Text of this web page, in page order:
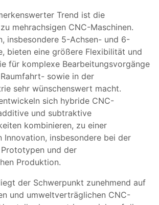
Trend ist die
mehrachsigen CNC-Maschinen.
insbesondere 5-Achsen- und 6-
bieten eine größere Flexibilität und
für komplexe Bearbeitungsvorgänge
sowie in der
sehr wünschenswert macht.
sich hybride CNC-
und subtraktive
kombinieren, zu einer
Innovation, insbesondere bei der
und der
Produktion.
der Schwerpunkt zunehmend auf
und umweltverträglichen CNC-